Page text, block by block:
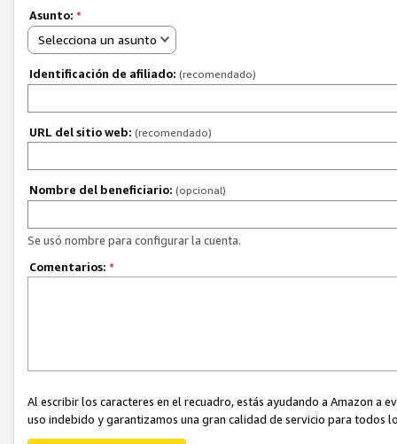
Asunto: *
Selecciona un asunto
Identificación de afiliado: (recomendado)
URL del sitio web: (recomendado)
Nombre del beneficiario: (opcional)
Se usó nombre para configurar la cuenta.
Comentarios: *
Al escribir los caracteres en el recuadro, estás ayudando a Amazon
uso indebido y garantizamos una gran calidad de servicio para todos